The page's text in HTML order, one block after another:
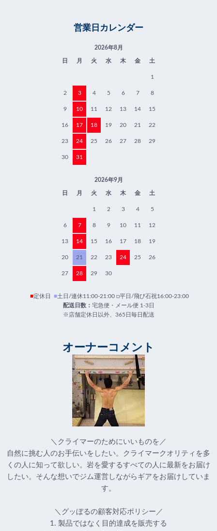
営業日カレンダー
2026年8月
日 月 火 水 木 金 土
1
2 3 4 5 6 7 8
9 10 11 12 13 14 15
16 17 18 19 20 21 22
23 24 25 26 27 28 29
30 31
2026年9月
日 月 火 水 木 金 土
1 2 3 4 5
6 7 8 9 10 11 12
13 14 15 16 17 18 19
20 21 22 23 24 25 26
27 28 29 30
■定休日 ■土日/連休11:00-21:00 □平日/飛び石祝16:00-23:00
配送日数： 宅急便・メール便 1-3日
※店舗定休日以外、365日毎日配送
オーナーコメント
＼クライマーのためにいいものを／
自然に挑む人のお手伝いをしたい。クライマークオリティを多
くの人に知って欲しい。岩を愛するすべての人に最新をお届け
したい。そんな想いでジム運営しながらギアをお届けしていま
す。
＼グッぼるの顧客対応ポリシー／
1. 製品ではなく目的達成を販売する